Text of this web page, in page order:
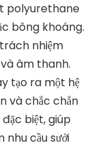
polyurethane
bông khoáng.
nhiệm
âm thanh.
tạo ra một hệ
và chắc chắn
biệt, giúp
nhu cầu sưởi